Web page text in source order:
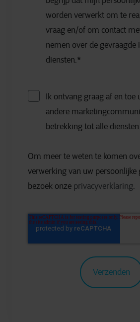
worden verwerkt om te
vraag en/of om contact
nemen over de
diensten.*
Ik ontvang graag af en toe
andere
betrekking tot alle diensten
Om meer te weten te komen
verwerking van uw persoonlijke
bezoek onze privacyverklaring.